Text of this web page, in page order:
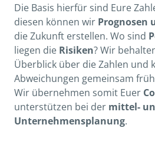
Die Basis hierfür sind Eure
diesen können wir Prognosen
die Zukunft erstellen. Wo sind
liegen die Risiken? Wir
Überblick über die Zahlen und
Abweichungen gemeinsam
Wir übernehmen somit Euer
unterstützen bei der mittel-
Unternehmensplanung.